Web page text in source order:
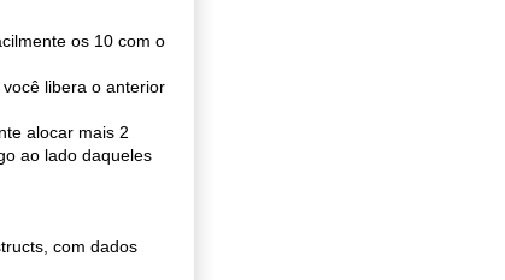
os 10 com o
libera o anterior
alocar mais 2
ao lado daqueles
com dados